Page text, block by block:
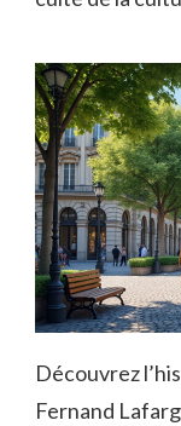
Découvrez
Fernand